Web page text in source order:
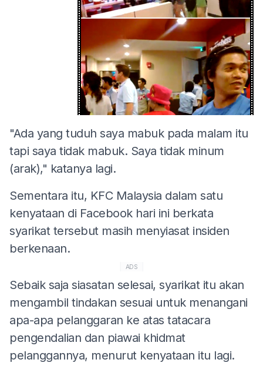
"Ada yang tuduh saya mabuk pada malam itu
tapi saya tidak mabuk. Saya tidak minum
(arak)," katanya lagi.
Sementara itu, KFC Malaysia dalam satu
kenyataan di Facebook hari ini berkata
syarikat tersebut masih menyiasat insiden
berkenaan.
ADS
Sebaik saja siasatan selesai, syarikat itu akan
mengambil tindakan sesuai untuk menangani
apa-apa pelanggaran ke atas tatacara
pengendalian dan piawai khidmat
pelanggannya, menurut kenyataan itu lagi.